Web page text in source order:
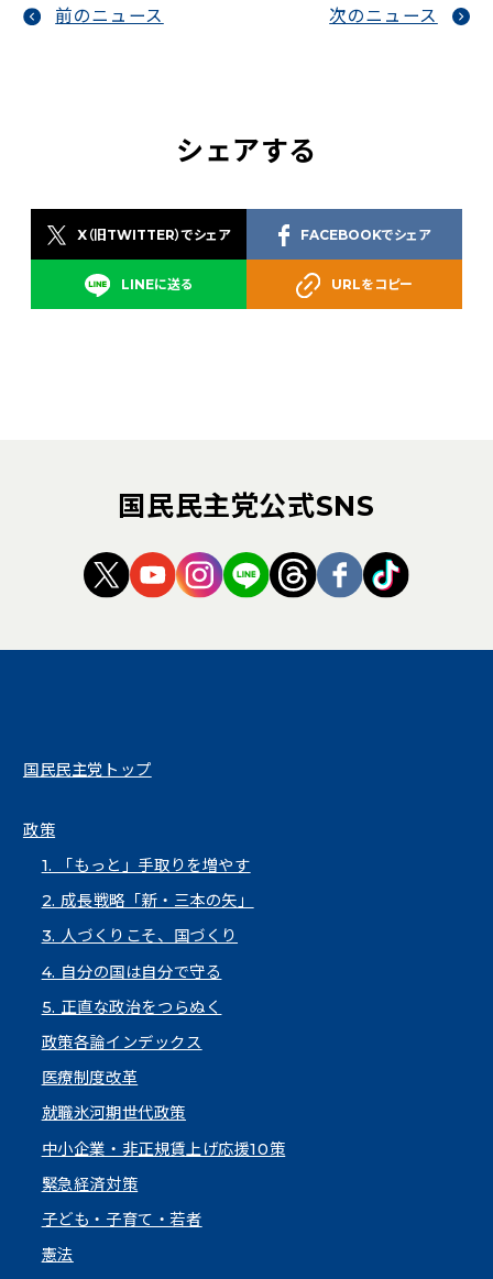
前のニュース 次のニュース
シェアする
X（旧TWITTER）でシェア
LINEに送る
FACEBOOKでシェア
URLをコピー
国民民主党公式SNS
（新しいタブで開く）
（新しいタブで開く）
（新しいタブで開く）
（新しいタブで開く）
（新しいタブで開
（新しいタブ
（新しい
国民民主党トップ
政策
1. 「もっと」手取りを増やす
2. 成長戦略「新・三本の矢」
3. 人づくりこそ、国づくり
4. 自分の国は自分で守る
5. 正直な政治をつらぬく
政策各論インデックス
医療制度改革
就職氷河期世代政策
中小企業・非正規賃上げ応援10策
緊急経済対策
子ども・子育て・若者
憲法